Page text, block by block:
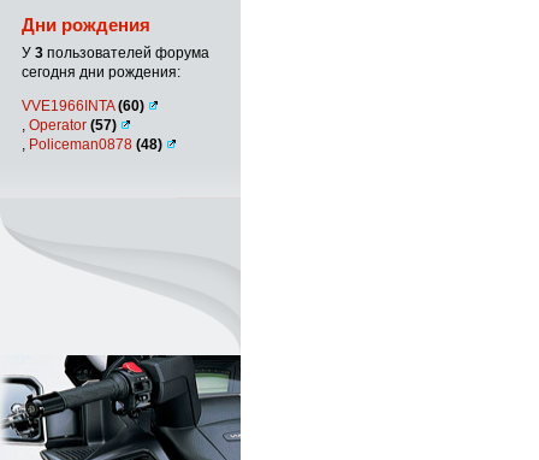
Дни рождения
У 3 пользователей форума
сегодня дни рождения:
VVE1966INTA(60)
Operator (57)
Policeman0878 (48)